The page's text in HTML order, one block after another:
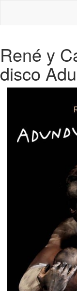
René y
disco